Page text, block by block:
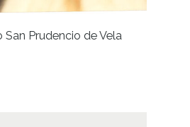
San Prudencio de Vela